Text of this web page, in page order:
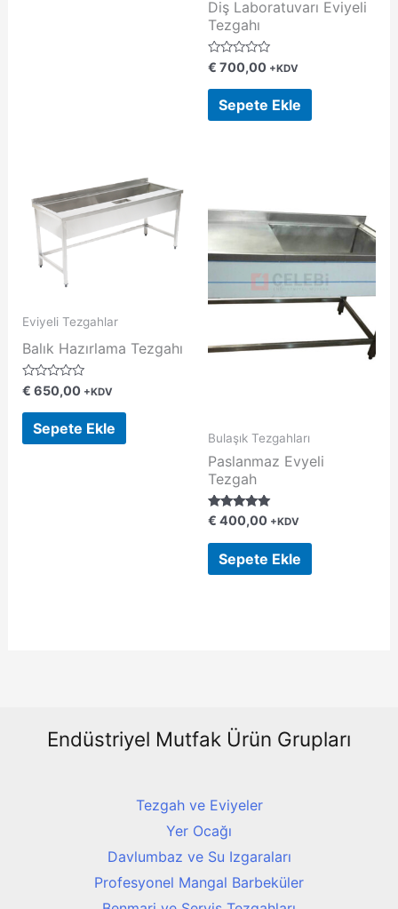
Diş Laboratuvarı Eviyeli
Tezgahı
5
ü
z
i
a
l
€ 700,00 +KDV
Sepete Ekle
Eviyeli Tezgahlar
Balık Hazırlama Tezgahı
5
ü
z
i
€ 650,00 +KDV
Sepete Ekle
Bulaşık Tezgahları
Paslanmaz Evyeli
Tezgah
5 üzerinden
oy aldı
€ 400,00 +KDV
Sepete Ekle
Endüstriyel Mutfak Ürün Grupları
Tezgah ve Eviyeler
Yer Ocağı
Davlumbaz ve Su Izgaraları
Profesyonel Mangal Barbeküler